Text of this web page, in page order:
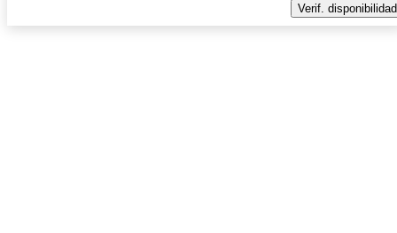
Verif. disponibilidad